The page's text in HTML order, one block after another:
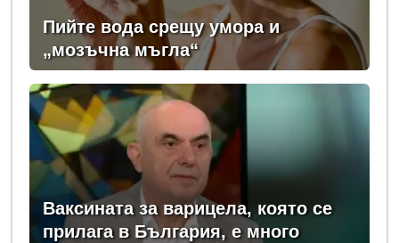
Пийте вода срещу умора и
„мозъчна мъгла“
Ваксината за варицела, която се
прилага в България, е много